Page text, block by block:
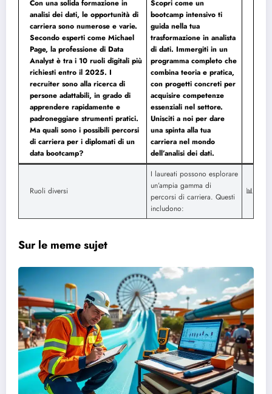
Con una solida formazione in
analisi dei dati, le opportunità di
carriera sono numerose e varie.
Secondo esperti come Michael
Page, la professione di Data
Analyst è tra i 10 ruoli digitali più
richiesti entro il 2025. I
recruiter sono alla ricerca di
persone adattabili, in grado di
apprendere rapidamente e
padroneggiare strumenti pratici.
Ma quali sono i possibili percorsi
di carriera per i diplomati di un
data bootcamp?
Scopri come un
bootcamp intensivo ti
guida nella tua
trasformazione in analista
di dati. Immergiti in un
programma completo che
combina teoria e pratica,
con progetti concreti per
acquisire competenze
essenziali nel settore.
Unisciti a noi per dare
una spinta alla tua
carriera nel mondo
dell’analisi dei dati.
Ruoli diversi
I laureati possono esplorare
un’ampia gamma di
percorsi di carriera. Questi
includono:
📊
Sur le meme sujet